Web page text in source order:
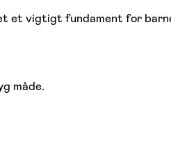
et vigtigt fundament for
måde.